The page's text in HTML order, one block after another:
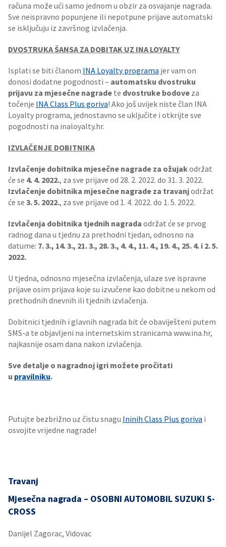
računa može ući samo jednom u obzir za osvajanje nagrada.
Sve neispravno popunjene ili nepotpune prijave automatski
se isključuju iz završnog izvlačenja.
DVOSTRUKA ŠANSA ZA DOBITAK UZ INA LOYALTY
Isplati se biti članom INA Loyalty programa jer vam on
donosi dodatne pogodnosti – automatsku dvostruku
prijavu za mjesečne nagrade te dvostruke bodove za
točenje INA Class Plus goriva! Ako još uvijek niste član INA
Loyalty programa, jednostavno se uključite i otkrijte sve
pogodnosti na inaloyalty.hr.
IZVLAČENJE DOBITNIKA
Izvlačenje dobitnika mjesečne nagrade za ožujakodržat
će se 4. 4. 2022., za sve prijave od 28. 2. 2022. do 31. 3. 2022.
Izvlačenje dobitnika mjesečne nagrade za travanjodržat
će se 3. 5. 2022., za sve prijave od 1. 4. 2022. do 1. 5. 2022.
Izvlačenja dobitnika tjednih nagrada održat će se prvog
radnog dana u tjednu za prethodni tjedan, odnosno na
datume: 7. 3., 14. 3., 21. 3., 28. 3., 4. 4., 11. 4., 19. 4., 25. 4. i 2. 5.
2022.
U tjedna, odnosno mjesečna izvlačenja, ulaze sve ispravne
prijave osim prijava koje su izvučene kao dobitne u nekom od
prethodnih dnevnih ili tjednih izvlačenja.
Dobitnici tjednih i glavnih nagrada bit će obaviješteni putem
SMS-a te objavljeni na internetskim stranicama www.ina.hr,
najkasnije osam dana nakon izvlačenja.
Sve detalje o nagradnoj igri možete pročitati
u pravilniku.
Putujte bezbrižno uz čistu snagu Ininih Class Plus goriva i
osvojite vrijedne nagrade!
Travanj
Mjesečna nagrada – OSOBNI AUTOMOBIL SUZUKI S-
CROSS
Danijel Zagorac, Vidovac